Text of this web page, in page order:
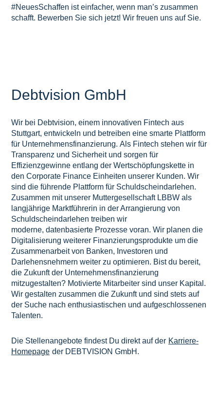
#NeuesSchaffen ist einfacher, wenn man’s zusammen
schafft. Bewerben Sie sich jetzt! Wir freuen uns auf Sie.
Debtvision GmbH
Wir bei Debtvision, einem innovativen Fintech aus
Stuttgart, entwickeln und betreiben eine smarte Plattform
für Unternehmensfinanzierung. Als Fintech stehen wir für
Transparenz und Sicherheit und sorgen für
Effizienzgewinne entlang der Wertschöpfungskette in
den Corporate Finance Einheiten unserer Kunden. Wir
sind die führende Plattform für Schuldscheindarlehen.
Zusammen mit unserer Muttergesellschaft LBBW als
langjährige Marktführerin in der Arrangierung von
Schuldscheindarlehen treiben wir
moderne, datenbasierte Prozesse voran. Wir planen die
Digitalisierung weiterer Finanzierungsprodukte um die
Zusammenarbeit von Banken, Investoren und
Darlehensnehmern weiter zu optimieren. Bist du bereit,
die Zukunft der Unternehmensfinanzierung
mitzugestalten? Motivierte Mitarbeiter sind unser Kapital.
Wir gestalten zusammen die Zukunft und sind stets auf
der Suche nach enthusiastischen und aufgeschlossenen
Talenten.
Die Stellenangebote findest Du direkt auf der Karriere-
Homepage der DEBTVISION GmbH.